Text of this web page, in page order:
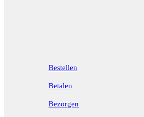
Bestellen
Betalen
Bezorgen